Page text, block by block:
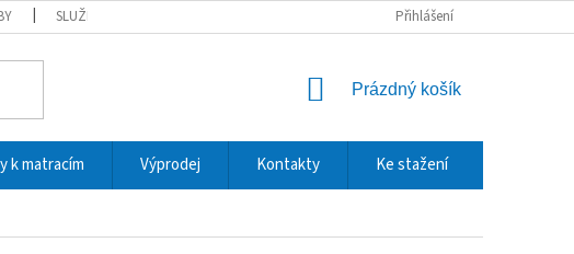
SLUŽBY A DOPRAVA REKLAMACE A VRÁCENÍ ZBOŽÍ OCHRANA
Přihlášení
NÁKUPNÍ
Prázdný košík
k matracím Výprodej Kontakty Ke stažení